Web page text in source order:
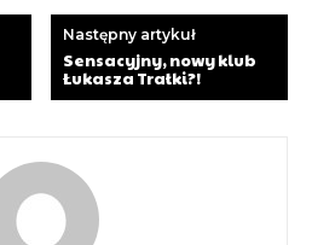
Następny artykuł
Sensacyjny, nowy klub
Łukasza Trałki?!